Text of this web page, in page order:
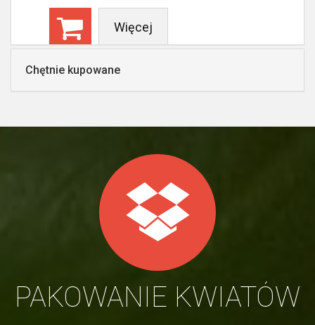
Więcej
Chętnie kupowane
PAKOWANIE KWIATÓW